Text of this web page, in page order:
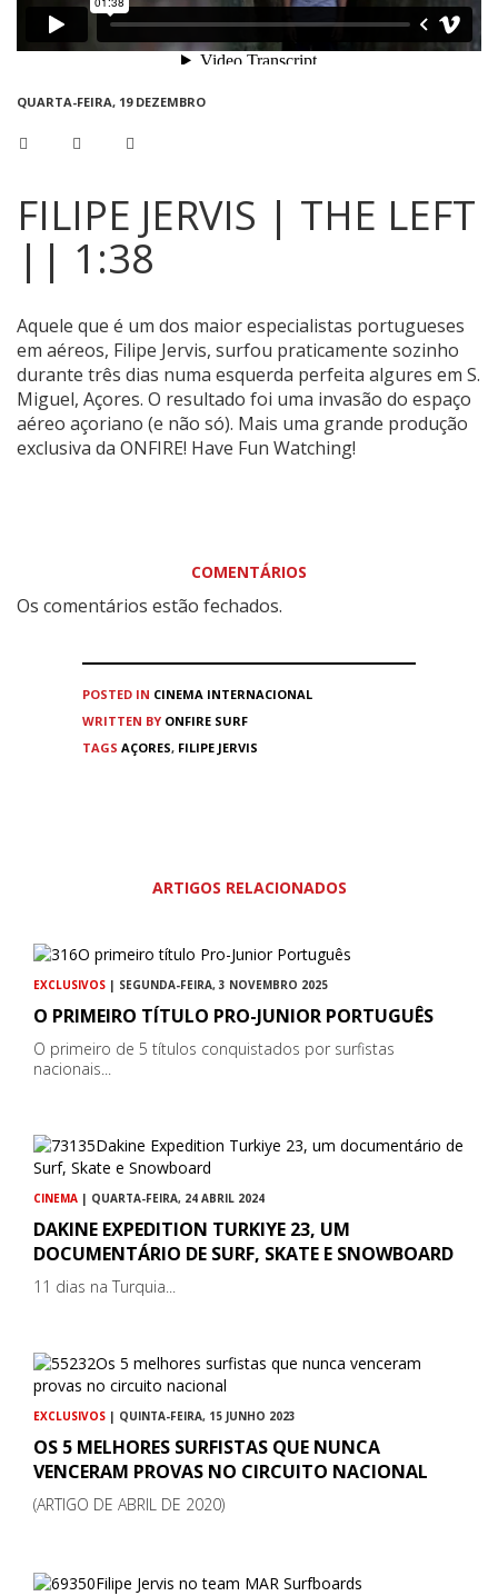
QUARTA-FEIRA, 19 DEZEMBRO
FILIPE JERVIS | THE LEFT
|| 1:38
Aquele que é um dos maior especialistas portugueses
em aéreos, Filipe Jervis, surfou praticamente sozinho
durante três dias numa esquerda perfeita algures em S.
Miguel, Açores. O resultado foi uma invasão do espaço
aéreo açoriano (e não só). Mais uma grande produção
exclusiva da ONFIRE! Have Fun Watching!
COMENTÁRIOS
Os comentários estão fechados.
POSTED IN CINEMA INTERNACIONAL
WRITTEN BY ONFIRE SURF
TAGS AÇORES, FILIPE JERVIS
ARTIGOS RELACIONADOS
EXCLUSIVOS | SEGUNDA-FEIRA, 3 NOVEMBRO 2025
O PRIMEIRO TÍTULO PRO-JUNIOR PORTUGUÊS
O primeiro de 5 títulos conquistados por surfistas
nacionais...
CINEMA | QUARTA-FEIRA, 24 ABRIL 2024
DAKINE EXPEDITION TURKIYE 23, UM
DOCUMENTÁRIO DE SURF, SKATE E SNOWBOARD
11 dias na Turquia...
EXCLUSIVOS | QUINTA-FEIRA, 15 JUNHO 2023
OS 5 MELHORES SURFISTAS QUE NUNCA
VENCERAM PROVAS NO CIRCUITO NACIONAL
(ARTIGO DE ABRIL DE 2020)